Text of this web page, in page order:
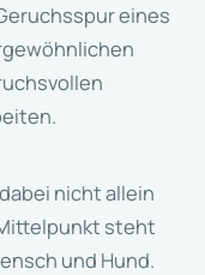
eines
nicht allein
steht
und Hund.